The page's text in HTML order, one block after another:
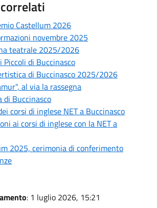
Castellum 2026
novembre 2025
teatrale 2025/2026
Piccoli di Buccinasco
di Buccinasco 2025/2026
al via la rassegna
di Buccinasco
corsi di inglese NET a Buccinasco
ai corsi di inglese con la NET a
2025, cerimonia di conferimento
: 1 luglio 2026, 15:21